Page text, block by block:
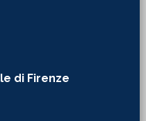
di Firenze